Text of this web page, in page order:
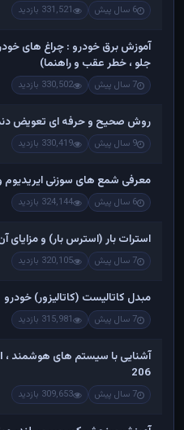
6 سال پیش 331,521 بازدید
آموزش برق خودرو : چراغ های
جلو ، خطر عقب و راهنما)
7 سال پیش 330,502 بازدید
روش صحیح و حرفه ای تعویض
9 سال پیش 330,419 بازدید
معرفی شمع های سوزنی ایریدیوم و
6 سال پیش 324,144 بازدید
استرات بار (استرس بار) و مزایای
7 سال پیش 320,105 بازدید
مبدل کاتالیست (کاتالیزور) خودرو
7 سال پیش 315,981 بازدید
206
7 سال پیش 309,653 بازدید